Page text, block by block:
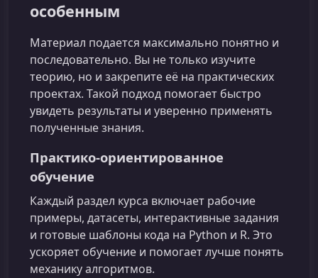
особенным
Материал подается максимально понятно и
последовательно. Вы не только изучите
теорию, но и закрепите её на практических
проектах. Такой подход помогает быстро
увидеть результаты и уверенно применять
полученные знания.
Практико-ориентированное
обучение
Каждый раздел курса включает рабочие
примеры, датасеты, интерактивные задания
и готовые шаблоны кода на Python и R. Это
ускоряет обучение и помогает лучше понять
механику алгоритмов.